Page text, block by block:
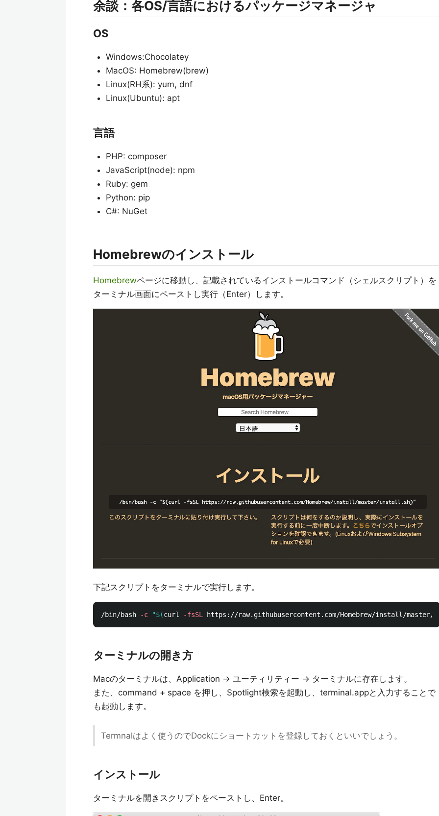
余談：各OS/言語におけるパッケージマネージャ
OS
Windows:Chocolatey
MacOS: Homebrew(brew)
Linux(RH系): yum, dnf
Linux(Ubuntu): apt
言語
PHP: composer
JavaScript(node): npm
Ruby: gem
Python: pip
C#: NuGet
Homebrewのインストール
Homebrewページに移動し、記載されているインストールコマンド（シェルスクリプト）を
ターミナル画面にペーストし実行（Enter）します。
下記スクリプトをターミナルで実行します。
/bin/bash -c "$(curl -fsSL https://raw.githubusercontent.com/Homebrew/install/master/
ターミナルの開き方
Macのターミナルは、Application -> ユーティリティー -> ターミナルに存在します。
また、command + space を押し、Spotlight検索を起動し、terminal.appと入力することで
も起動します。
Termnalはよく使うのでDockにショートカットを登録しておくといいでしょう。
インストール
ターミナルを開きスクリプトをペーストし、Enter。